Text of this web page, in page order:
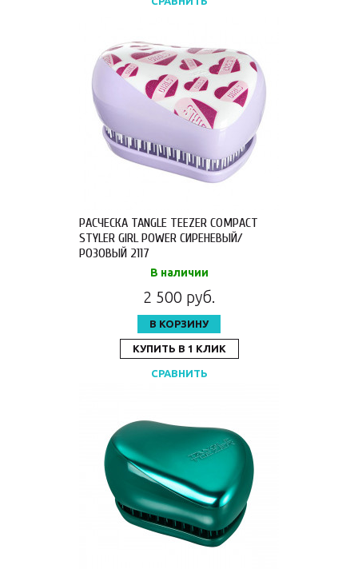
РАСЧЕСКА TANGLE TEEZER COMPACT
STYLER GIRL POWER СИРЕНЕВЫЙ/
РОЗОВЫЙ 2117
В наличии
2 500 руб.
В КОРЗИНУ
КУПИТЬ В 1 КЛИК
СРАВНИТЬ